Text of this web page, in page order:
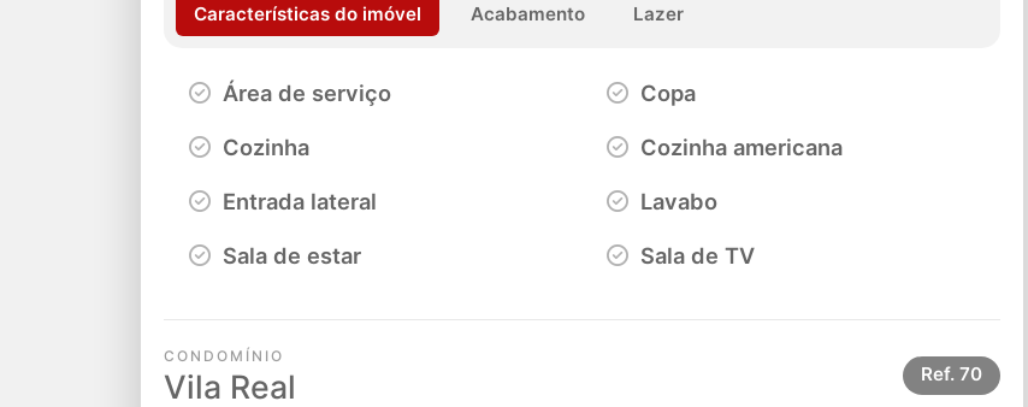
Características do imóvel Acabamento Lazer
Área de serviço Copa
Cozinha Cozinha americana
Entrada lateral Lavabo
Sala de estar Sala de TV
CONDOMÍNIO
Vila Real Ref. 70